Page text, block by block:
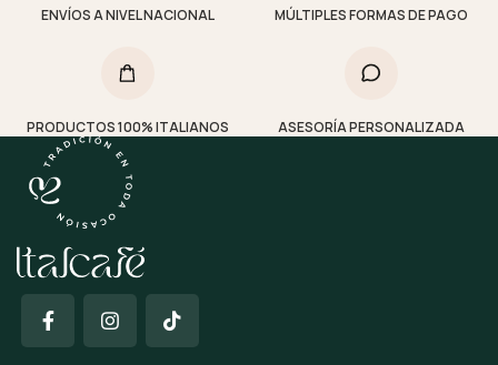
ENVÍOS A NIVEL NACIONAL MÚLTIPLES FORMAS DE PAGO
PRODUCTOS 100% ITALIANOS ASESORÍA PERSONALIZADA